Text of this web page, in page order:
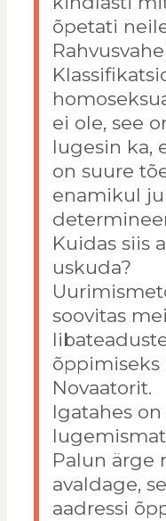
õpetati
ei ole, see
lugesin ka,
on suure
enamikul
Kuidas siis
uskuda?
soovitas
Novaatorit.
Igatahes
Palun ärge
avaldage,
aadressi